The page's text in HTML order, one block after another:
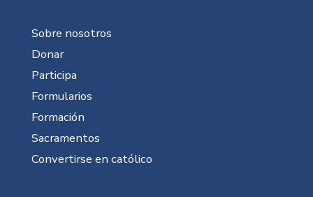
Sobre nosotros
Donar
Participa
Formularios
Formación
Sacramentos
Convertirse en católico